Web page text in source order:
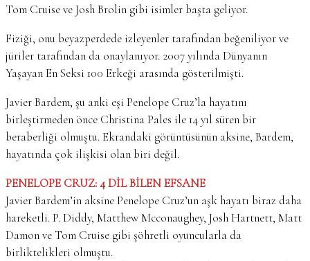
Tom Cruise ve Josh Brolin gibi isimler başta geliyor.
Fiziği, onu beyazperdede izleyenler tarafından beğeniliyor ve
jüriler tarafından da onaylanıyor. 2007 yılında Dünyanın
Yaşayan En Seksi 100 Erkeği arasında gösterilmişti.
Javier Bardem, şu anki eşi Penelope Cruz’la hayatını
birleştirmeden önce Christina Pales ile 14 yıl süren bir
beraberliği olmuştu. Ekrandaki görüntüsünün aksine, Bardem,
hayatında çok ilişkisi olan biri değil.
PENELOPE CRUZ: 4 DİL BİLEN EFSANE
Javier Bardem’in aksine Penelope Cruz’un aşk hayatı biraz daha
hareketli. P. Diddy, Matthew Mcconaughey, Josh Hartnett, Matt
Damon ve Tom Cruise gibi şöhretli oyuncularla da
birliktelikleri olmuştu.